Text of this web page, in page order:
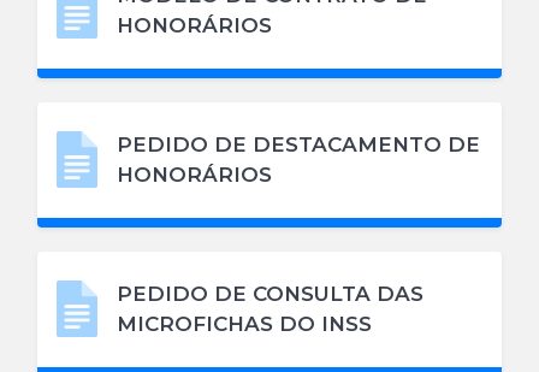
HONORÁRIOS
PEDIDO DE DESTACAMENTO DE
HONORÁRIOS
PEDIDO DE CONSULTA DAS
MICROFICHAS DO INSS